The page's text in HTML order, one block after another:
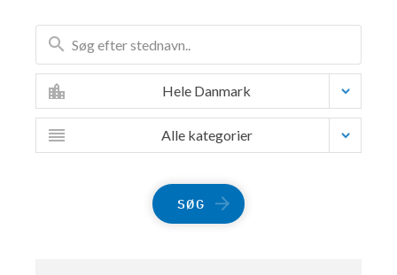
Hele Danmark
Alle kategorier
SØG